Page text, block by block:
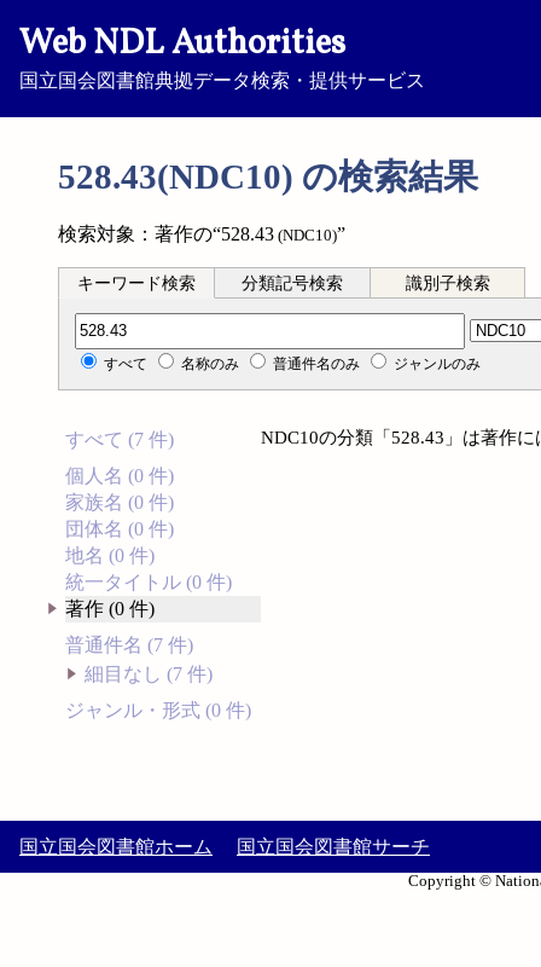
Web NDL Authorities
国立国会図書館典拠データ検索・提供サービス
528.43(NDC10) の検索結果
検索対象：著作の“528.43 (NDC10)”
キーワード検索 分類記号検索 識別子検索
分類記号検索
すべて 名称のみ 普通件名のみ ジャンルのみ
すべて (7 件)
個人名 (0 件)
家族名 (0 件)
団体名 (0 件)
地名 (0 件)
統一タイトル (0 件)
著作 (0 件)
普通件名 (7 件)
細目なし (7 件)
ジャンル・形式 (0 件)
NDC10の分類「528.43」は著作
国立国会図書館ホーム 国立国会図書館サーチ
Copyright ©